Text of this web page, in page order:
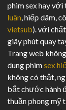
phim sex hay với
luân, hiếp dâm,
vietsub). với
giây phút quay
Trang web
dung phimsex
không có thật,
bắt chước hành
thuần phong mỹ